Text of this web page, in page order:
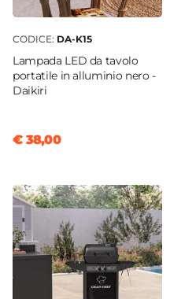
CODICE: DA-K15
Lampada LED da tavolo
portatile in alluminio nero -
Daikiri
€ 38,00